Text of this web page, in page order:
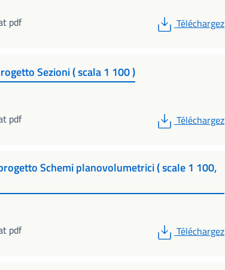
pdf
PDF
Téléchargez
Sezioni ( scala 1 100 )
pdf
PDF
Téléchargez
Schemi planovolumetrici ( scale 1 100,
pdf
PDF
Téléchargez